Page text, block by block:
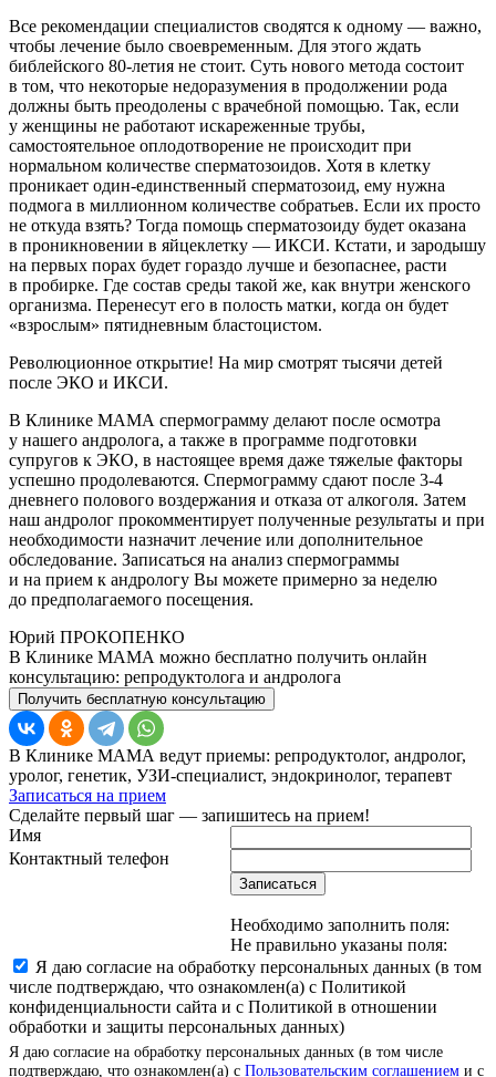
Все рекомендации специалистов сводятся к одному — важно,
чтобы лечение было своевременным. Для этого ждать
библейского 80-летия не стоит. Суть нового метода состоит
в том, что некоторые недоразумения в продолжении рода
должны быть преодолены с врачебной помощью. Так, если
у женщины не работают искареженные трубы,
самостоятельное оплодотворение не происходит при
нормальном количестве сперматозоидов. Хотя в клетку
проникает один-единственный сперматозоид, ему нужна
подмога в миллионном количестве собратьев. Если их просто
не откуда взять? Тогда помощь сперматозоиду будет оказана
в проникновении в яйцеклетку — ИКСИ. Кстати, и зародышу
на первых порах будет гораздо лучше и безопаснее, расти
в пробирке. Где состав среды такой же, как внутри женского
организма. Перенесут его в полость матки, когда он будет
«взрослым» пятидневным бластоцистом.
Революционное открытие! На мир смотрят тысячи детей
после ЭКО и ИКСИ.
В Клинике МАМА спермограмму делают после осмотра
у нашего андролога, а также в программе подготовки
супругов к ЭКО, в настоящее время даже тяжелые факторы
успешно продолеваются. Спермограмму сдают после 3-4
дневнего полового воздержания и отказа от алкоголя. Затем
наш андролог прокомментирует полученные результаты и при
необходимости назначит лечение или дополнительное
обследование. Записаться на анализ спермограммы
и на прием к андрологу Вы можете примерно за неделю
до предполагаемого посещения.
Юрий ПРОКОПЕНКО
В Клинике МАМА можно бесплатно получить онлайн
консультацию: репродуктолога и андролога
Получить бесплатную консультацию
В Клинике МАМА ведут приемы: репродуктолог, андролог,
уролог, генетик, УЗИ-специалист, эндокринолог, терапевт
Записаться на прием
Сделайте первый шаг — запишитесь на прием!
Имя
Контактный телефон
Записаться
Необходимо заполнить поля:
Не правильно указаны поля:
Я даю согласие на обработку персональных данных (в том
числе подтверждаю, что ознакомлен(а) с Политикой
конфиденциальности сайта и с Политикой в отношении
обработки и защиты персональных данных)
Я даю согласие на обработку персональных данных (в том числе
подтверждаю, что ознакомлен(а) с Пользовательским соглашением и с